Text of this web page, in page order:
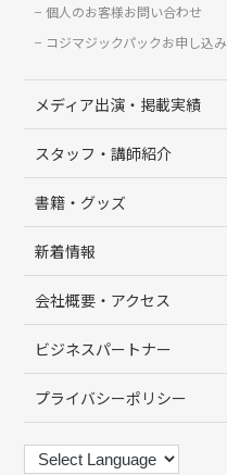
個人のお客様お問い合わせ
コジマジックパックお申し込み
メディア出演・掲載実績
スタッフ・講師紹介
書籍・グッズ
新着情報
会社概要・アクセス
ビジネスパートナー
プライバシーポリシー